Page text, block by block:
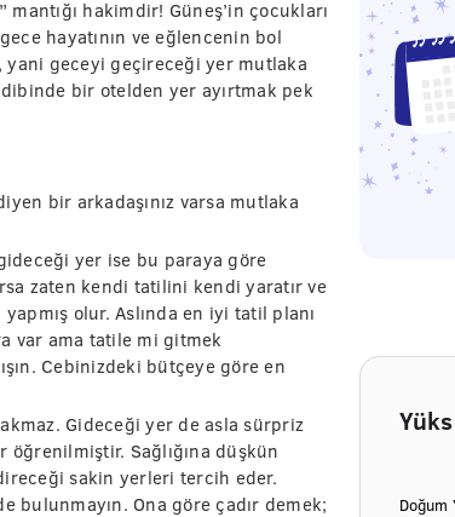
hakimdir! Güneş’in çocukları
hayatının ve eğlencenin bol
yani geceyi geçireceği yer mutlaka
bir otelden yer ayırtmak pek
bir arkadaşınız varsa mutlaka
yer ise bu paraya göre
zaten kendi tatilini kendi yaratır ve
olur. Aslında en iyi tatil planı
var ama tatile mi gitmek
Cebinizdeki bütçeye göre en
Gideceği yer de asla sürpriz
öğrenilmiştir. Sağlığına düşkün
sakin yerleri tercih eder.
bulunmayın. Ona göre çadır demek;
Doğum